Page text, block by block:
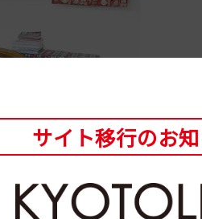
サイト移行のお